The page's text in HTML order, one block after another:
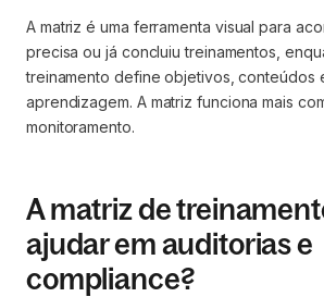
A matriz é uma ferramenta visual para
precisa ou já concluiu treinamentos,
treinamento define objetivos, conteúdos
aprendizagem. A matriz funciona mais
monitoramento.
A matriz de
ajudar em auditorias e
compliance?